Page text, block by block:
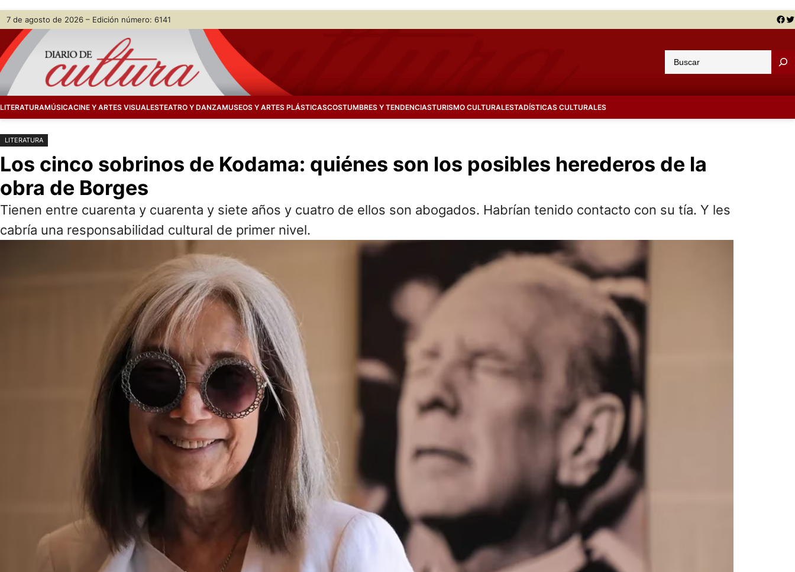
Saltar
contenido
Skip
content
7 de agosto de 2026 – Edición número: 6141 Facebook Twitter
u
a
LITERATURAMÚSICACINE Y ARTES VISUALESTEATRO Y DANZAMUSEOS Y ARTES PLÁSTICASCOSTUMBRES Y TENDENCIASTURISMO CULTURALESTADÍSTICAS CULTURALES
LITERATURA
Los cinco sobrinos de Kodama: quiénes son los posibles herederos de la
obra de Borges
Tienen entre cuarenta y cuarenta y siete años y cuatro de ellos son abogados. Habrían tenido contacto con su tía. Y les
cabría una responsabilidad cultural de primer nivel.